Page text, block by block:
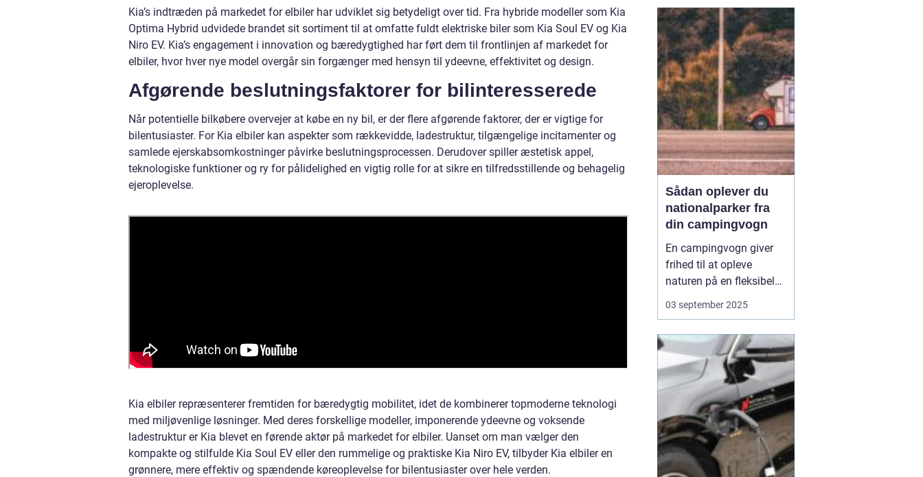
Kia’s indtræden på markedet for elbiler har udviklet sig betydeligt over tid. Fra hybride modeller som Kia
Optima Hybrid udvidede brandet sit sortiment til at omfatte fuldt elektriske biler som Kia Soul EV og Kia
Niro EV. Kia’s engagement i innovation og bæredygtighed har ført dem til frontlinjen af markedet for
elbiler, hvor hver nye model overgår sin forgænger med hensyn til ydeevne, effektivitet og design.
Afgørende beslutningsfaktorer for bilinteresserede
Når potentielle bilkøbere overvejer at købe en ny bil, er der flere afgørende faktorer, der er vigtige for
bilentusiaster. For Kia elbiler kan aspekter som rækkevidde, ladestruktur, tilgængelige incitamenter og
samlede ejerskabsomkostninger påvirke beslutningsprocessen. Derudover spiller æstetisk appel,
teknologiske funktioner og ry for pålidelighed en vigtig rolle for at sikre en tilfredsstillende og behagelig
ejeroplevelse.
Kia elbiler repræsenterer fremtiden for bæredygtig mobilitet, idet de kombinerer topmoderne teknologi
med miljøvenlige løsninger. Med deres forskellige modeller, imponerende ydeevne og voksende
ladestruktur er Kia blevet en førende aktør på markedet for elbiler. Uanset om man vælger den
kompakte og stilfulde Kia Soul EV eller den rummelige og praktiske Kia Niro EV, tilbyder Kia elbiler en
grønnere, mere effektiv og spændende køreoplevelse for bilentusiaster over hele verden.
holdes ren og sund,
forlænger du ikke kun
dens levetid, men du
sikrer også en mere
effektiv kø...
Sådan oplever du
nationalparker fra
din campingvogn
En campingvogn giver
frihed til at opleve
naturen på en fleksibel
og komfortabel måde.
Når du besøger
campingvognen, kan du
både have dit eget lille
hjem med og samtidig
være tæt på ...
03 september 2025